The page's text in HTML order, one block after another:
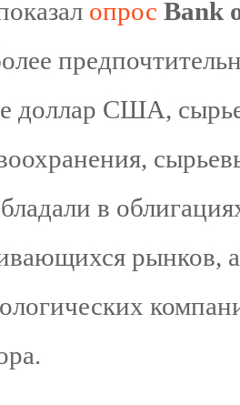
опрос Bank
доллар США,
в
рынков,